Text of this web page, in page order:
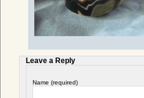
Leave a Reply
Name (required)